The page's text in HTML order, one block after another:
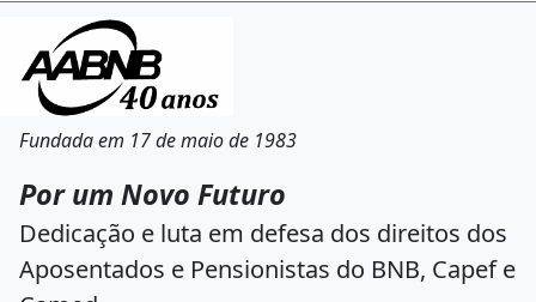
Fundada em 17 de maio de 1983
Por um Novo Futuro
Dedicação e luta em defesa dos direitos dos
Aposentados e Pensionistas do BNB, Capef e